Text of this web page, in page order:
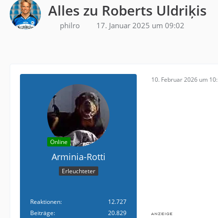
Alles zu Roberts Uldriķis
philro 17. Januar 2025 um 09:02
Online
Arminia-Rotti
Erleuchteter
Reaktionen
12.727
Beiträge
20.829
10. Februar 2026 um